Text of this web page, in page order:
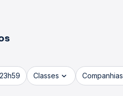
Classes Companhias